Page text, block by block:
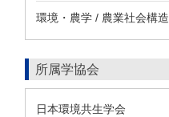
環境・農学 / 農業社会構造
所属学協会
日本環境共生学会